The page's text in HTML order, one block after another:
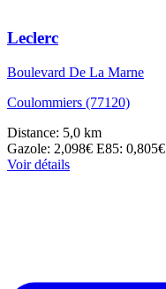
Leclerc
Boulevard De La Marne
Coulommiers (77120)
Distance: 5,0 km
Gazole: 2,098€ E85: 0,805€
Voir détails